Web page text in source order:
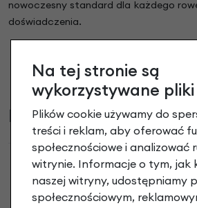
nowoczesny standard dla każdego
doświadczenia.
Informacje handlowe
Na tej stronie są
wykorzystywane
Plików cookie używamy do
treści i reklam, aby oferować
społecznościowe i analizować
witrynie. Informacje o tym, jak
naszej witryny, udostępniamy
społecznościowym,